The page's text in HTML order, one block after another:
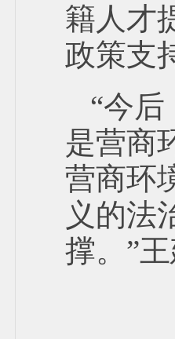
籍人才
政策支
“今
是营商
营商环
义的法
撑。”王